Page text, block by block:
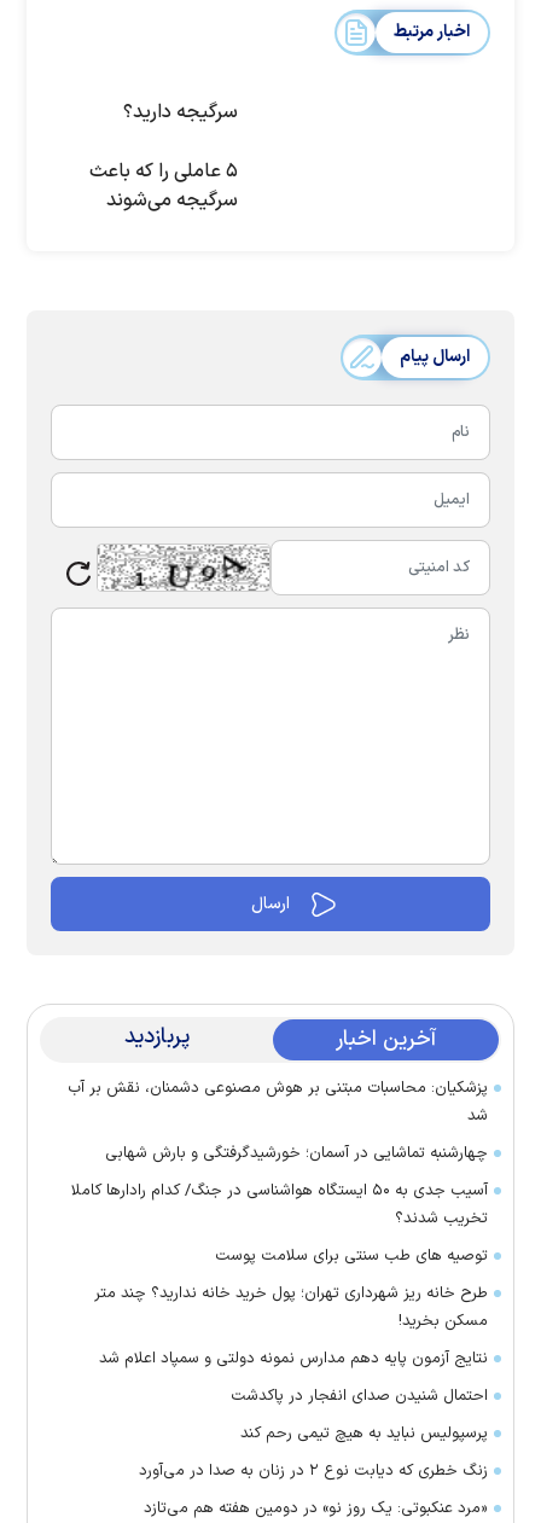
اخبار مرتبط
سرگیجه دارید؟
۵ عاملی را که باعث
سرگیجه می‌شوند
ارسال پیام
آخرین اخبار پربازدید
پزشکیان: محاسبات مبتنی بر هوش مصنوعی دشمنان، نقش بر آب
شد
چهارشنبه تماشایی در آسمان؛ خورشیدگرفتگی و بارش شهابی
آسیب جدی به ۵۰ ایستگاه هواشناسی در جنگ/ کدام رادار‌ها کاملا
تخریب شدند؟
توصیه های طب سنتی برای سلامت پوست
طرح خانه ریز شهرداری تهران؛ پول خرید خانه ندارید؟ چند متر
مسکن بخرید!
نتایج آزمون پایه دهم مدارس نمونه دولتی و سمپاد اعلام شد
احتمال شنیدن صدای انفجار در پاکدشت
پرسپولیس نباید به هیچ تیمی رحم کند
زنگ خطری که دیابت نوع ۲ در زنان به صدا در می‌آورد
«مرد عنکبوتی: یک روز نو» در دومین هفته هم می‌تازد